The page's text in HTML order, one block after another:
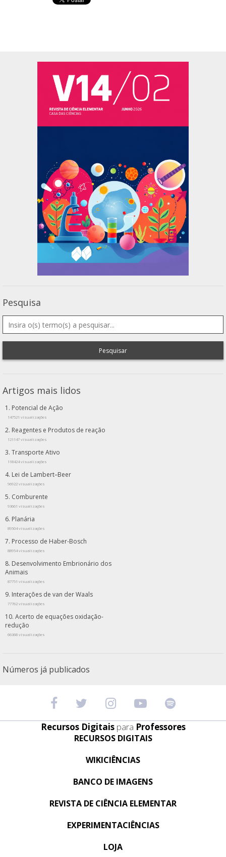
Pesquisa
Pesquisar
Artigos mais lidos
Potencial de Ação
147521 visualizações
Reagentes e Produtos de reação
121147 visualizações
Transporte Ativo
118424 visualizações
Lei de Lambert–Beer
96922 visualizações
Comburente
93661 visualizações
Planária
89504 visualizações
Processo de Haber-Bosch
88954 visualizações
Desenvolvimento Embrionário dos
Animais
87751 visualizações
Interações de van der Waals
77762 visualizações
Acerto de equações oxidação-
redução
66368 visualizações
Números já publicados
Recursos Digitais para Professores
RECURSOS DIGITAIS
WIKICIÊNCIAS
BANCO DE IMAGENS
REVISTA DE CIÊNCIA ELEMENTAR
EXPERIMENTACIÊNCIAS
LOJA